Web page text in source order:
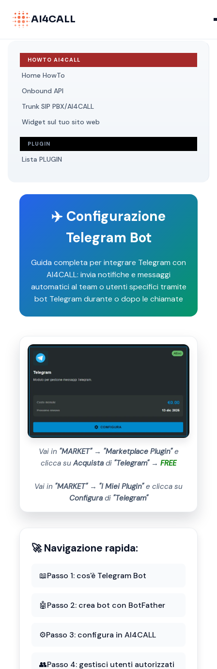
AI4CALL
HOWTO AI4CALL
Home HowTo
Onbound API
Trunk SIP PBX/AI4CALL
Widget sul tuo sito web
PLUGIN
Lista PLUGIN
✈️ Configurazione
Telegram Bot
Guida completa per integrare Telegram con
AI4CALL: invia notifiche e messaggi
automatici al team o utenti specifici tramite
bot Telegram durante o dopo le chiamate
Vai in "MARKET"→ "Marketplace Plugin"e
clicca suAcquista di "Telegram"→ FREE
Vai in "MARKET"→ "I Miei Plugin"e clicca su
Configuradi "Telegram"
🚀 Navigazione rapida:
📖Passo 1: cos'è Telegram Bot
🤖Passo 2: crea bot con BotFather
⚙️Passo 3: configura in AI4CALL
👥Passo 4: gestisci utenti autorizzati